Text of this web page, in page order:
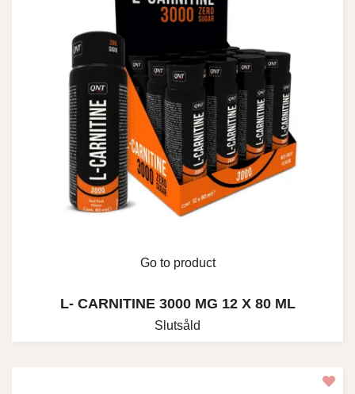
Go to product
L- CARNITINE 3000 MG 12 X 80 ML
Slutsåld